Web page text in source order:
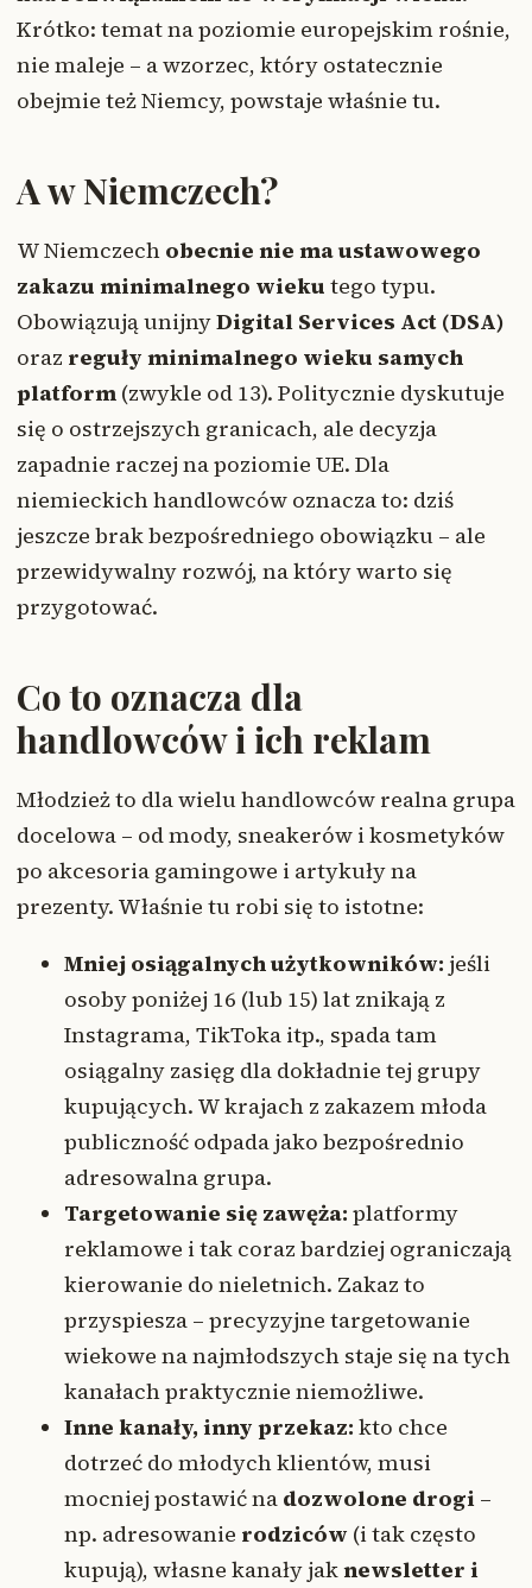
Krótko: temat na poziomie europejskim rośnie,
nie maleje – a wzorzec, który ostatecznie
obejmie też Niemcy, powstaje właśnie tu.
A w Niemczech?
W Niemczech obecnie nie ma ustawowego
zakazu minimalnego wieku tego typu.
Obowiązują unijnyDigital Services Act (DSA)
oraz reguły minimalnego wieku samych
platform (zwykle od 13). Politycznie dyskutuje
się o ostrzejszych granicach, ale decyzja
zapadnie raczej na poziomie UE. Dla
niemieckich handlowców oznacza to: dziś
jeszcze brak bezpośredniego obowiązku – ale
przewidywalny rozwój, na który warto się
przygotować.
Co to oznacza dla
handlowców i ich reklam
Młodzież to dla wielu handlowców realna grupa
docelowa – od mody, sneakerów i kosmetyków
po akcesoria gamingowe i artykuły na
prezenty. Właśnie tu robi się to istotne:
Mniej osiągalnych użytkowników: jeśli
osoby poniżej 16 (lub 15) lat znikają z
Instagrama, TikToka itp., spada tam
osiągalny zasięg dla dokładnie tej grupy
kupujących. W krajach z zakazem młoda
publiczność odpada jako bezpośrednio
adresowalna grupa.
Targetowanie się zawęża: platformy
reklamowe i tak coraz bardziej ograniczają
kierowanie do nieletnich. Zakaz to
przyspiesza – precyzyjne targetowanie
wiekowe na najmłodszych staje się na tych
kanałach praktycznie niemożliwe.
Inne kanały, inny przekaz: kto chce
dotrzeć do młodych klientów, musi
mocniej postawić na dozwolone drogi –
np. adresowanie rodziców (i tak często
kupują), własne kanały jaknewsletter i